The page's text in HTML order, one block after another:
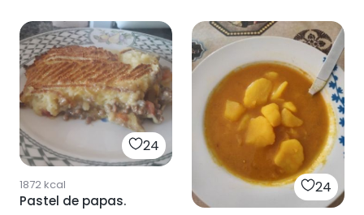
24
1872kcal
Pastel de papas.
24